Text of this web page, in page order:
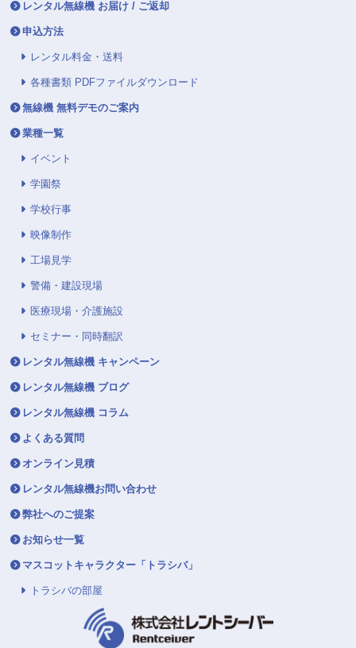
レンタル無線機 お届け / ご返却
申込方法
レンタル料金・送料
各種書類 PDFファイルダウンロード
無線機 無料デモのご案内
業種一覧
イベント
学園祭
学校行事
映像制作
工場見学
警備・建設現場
医療現場・介護施設
セミナー・同時翻訳
レンタル無線機 キャンペーン
レンタル無線機 ブログ
レンタル無線機 コラム
よくある質問
オンライン見積
レンタル無線機お問い合わせ
弊社へのご提案
お知らせ一覧
マスコットキャラクター「トラシバ」
トラシバの部屋